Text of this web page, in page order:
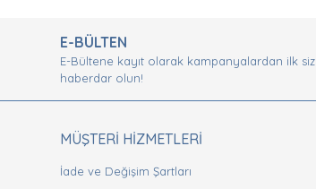
E-BÜLTEN
E-Bültene kayıt olarak kampanyalardan ilk siz
haberdar olun!
MÜŞTERİ HİZMETLERİ
İade ve Değişim Şartları